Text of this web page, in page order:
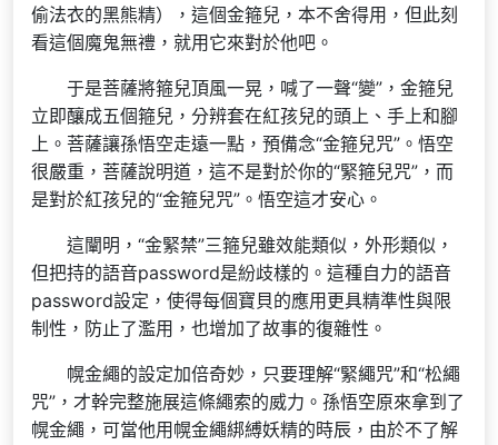
偷法衣的黑熊精），這個金箍兒，本不舍得用，但此刻
看這個魔鬼無禮，就用它來對於他吧。
于是菩薩將箍兒頂風一晃，喊了一聲“變”，金箍兒
立即釀成五個箍兒，分辨套在紅孩兒的頭上、手上和腳
上。菩薩讓孫悟空走遠一點，預備念“金箍兒咒”。悟空
很嚴重，菩薩說明道，這不是對於你的“緊箍兒咒”，而
是對於紅孩兒的“金箍兒咒”。悟空這才安心。
這闡明，“金緊禁”三箍兒雖效能類似，外形類似，
但把持的語音password是紛歧樣的。這種自力的語音
password設定，使得每個寶貝的應用更具精準性與限
制性，防止了濫用，也增加了故事的復雜性。
幌金繩的設定加倍奇妙，只要理解“緊繩咒”和“松繩
咒”，才幹完整施展這條繩索的威力。孫悟空原來拿到了
幌金繩，可當他用幌金繩綁縛妖精的時辰，由於不了解